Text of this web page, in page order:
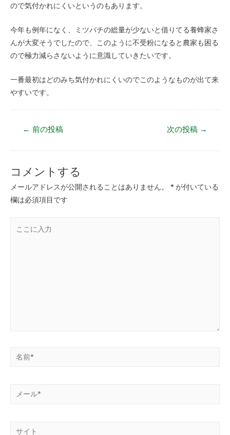
ので気付かれにくいというのもあります。
今年も例年になく、ミツバチの総量が少ないと借りてる養蜂家さ
んが大変そうでしたので、このように不受粉になると農家も困る
ので極力減らさないように意識していきたいです。
一番最初はどのみち気付かれにくいのでこのようなものが出て来
やすいです。
← 前の投稿 次の投稿 →
コメントする
メールアドレスが公開されることはありません。 * が付いている
欄は必須項目です